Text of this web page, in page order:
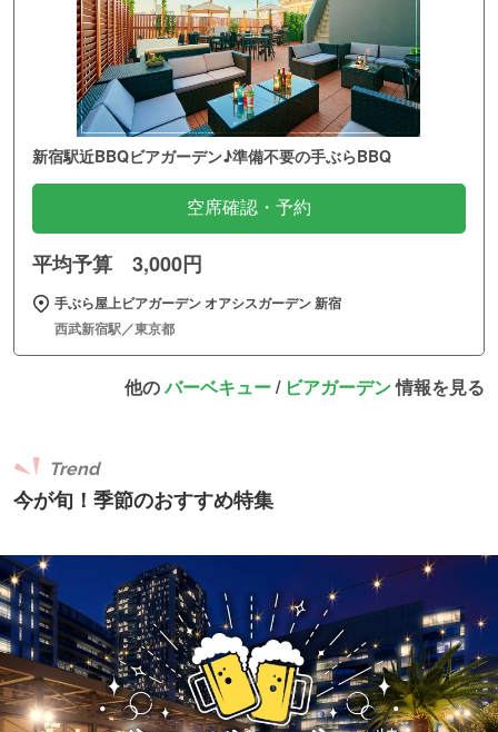
新宿駅近BBQビアガーデン♪準備不要の手ぶらBBQ
空席確認・予約
平均予算 3,000円
手ぶら屋上ビアガーデン オアシスガーデン 新宿
西武新宿駅／東京都
他のバーベキュー/ ビアガーデン情報を見る
今が旬！季節のおすすめ特集
Trend